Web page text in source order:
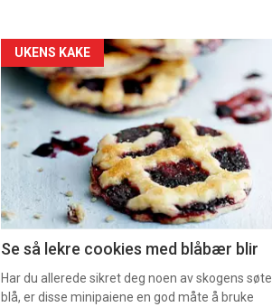
Forsiden
akkurat
nå
2
UKENS KAKE
Se så lekre cookies med blåbær blir
Har du allerede sikret deg noen av skogens søte
blå, er disse minipaiene en god måte å bruke